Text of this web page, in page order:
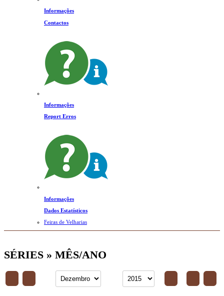
Informações
Contactos
Informações
Report Erros
Informações
Dados Estatísticos
Feiras de Velharias
SÉRIES » MÊS/ANO